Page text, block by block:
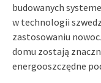
budowanych
w technologii
zastosowaniu
domu zostają
energooszczędne